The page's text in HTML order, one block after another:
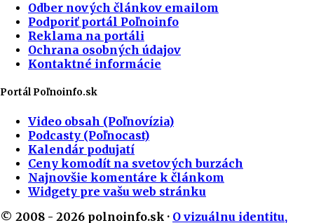
Odber nových článkov emailom
Podporiť portál Poľnoinfo
Reklama na portáli
Ochrana osobných údajov
Kontaktné informácie
Portál Poľnoinfo.sk
Video obsah (Poľnovízia)
Podcasty (Poľnocast)
Kalendár podujatí
Ceny komodít na svetových burzách
Najnovšie komentáre k článkom
Widgety pre vašu web stránku
© 2008 - 2026 polnoinfo.sk · O vizuálnu identitu,